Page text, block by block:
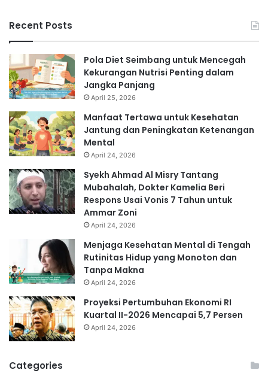
Recent Posts
Pola Diet Seimbang untuk Mencegah
Kekurangan Nutrisi Penting dalam
Jangka Panjang
April 25, 2026
Manfaat Tertawa untuk Kesehatan
Jantung dan Peningkatan Ketenangan
Mental
April 24, 2026
Syekh Ahmad Al Misry Tantang
Mubahalah, Dokter Kamelia Beri
Respons Usai Vonis 7 Tahun untuk
Ammar Zoni
April 24, 2026
Menjaga Kesehatan Mental di Tengah
Rutinitas Hidup yang Monoton dan
Tanpa Makna
April 24, 2026
Proyeksi Pertumbuhan Ekonomi RI
Kuartal II-2026 Mencapai 5,7 Persen
April 24, 2026
Categories